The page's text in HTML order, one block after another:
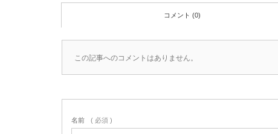
コメント (0)
この記事へのコメントはありません。
名前 ( 必須 )